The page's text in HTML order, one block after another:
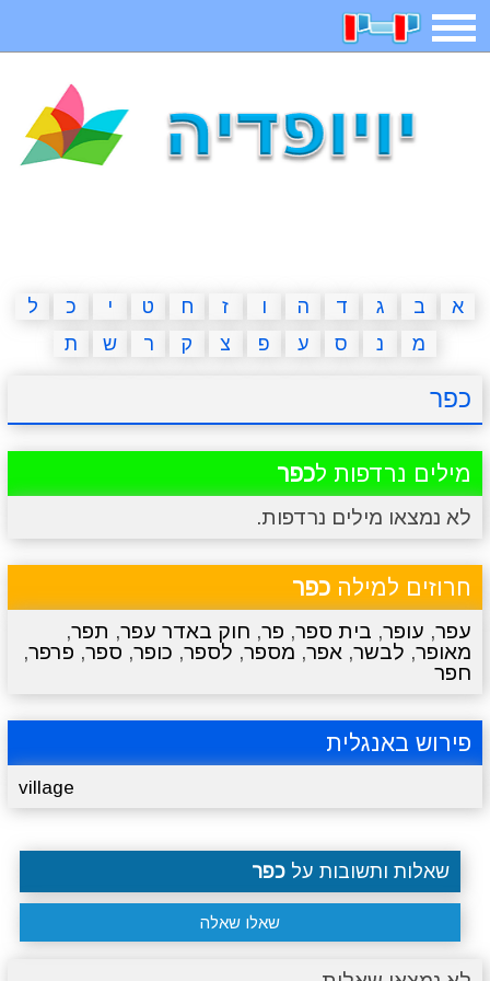
תפריט
איש תלוי מדריכים פוקימון גו מצא הבדלים
יצירה משחקי בנות אשליות חדשות
א ב ג ד ה ו ז ח ט י כ
ל
מ
נ ס ע פ צ ק ר ש ת
כפר
מילים נרדפות לכפר
לא נמצאו מילים נרדפות.
חרוזים למילה כפר
עפר, עופר, בית ספר, פר, חוק באדר עפר, תפר,
מאופר, לבשר, אפר, מספר, לספר, כופר, ספר, פרפר,
חפר
פירוש באנגלית
village
שאלות ותשובות על כפר
שאלו שאלה